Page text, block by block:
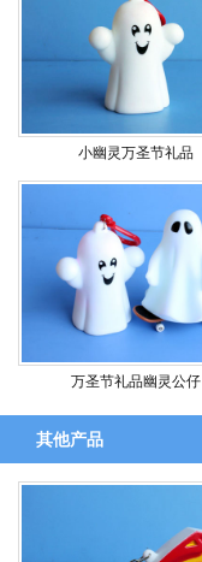
小幽灵万圣节礼品
万圣节礼品幽灵公仔
其他产品